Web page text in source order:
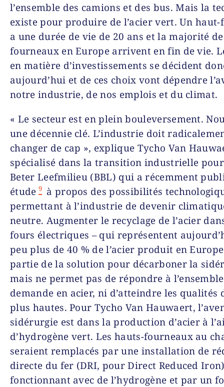
l’ensemble des camions et des bus. Mais la
existe pour produire de l’acier vert. Un
a une durée de vie de 20 ans et la majorité
fourneaux en Europe arrivent en fin de vie.
en matière d’investissements se décident
aujourd’hui et de ces choix vont dépendre
notre industrie, de nos emplois et du climat.
« Le secteur est en plein bouleversement.
une décennie clé. L’industrie doit
changer de cap », explique Tycho Van
spécialisé dans la transition industrielle
Beter Leefmilieu (BBL) qui a récemment
étude 9 à propos des possibilités
permettant à l’industrie de devenir
neutre. Augmenter le recyclage de l’acier
fours électriques – qui représentent
peu plus de 40 % de l’acier produit en
partie de la solution pour décarboner la
mais ne permet pas de répondre à
demande en acier, ni d’atteindre les qualités
plus hautes. Pour Tycho Van Hauwaert,
sidérurgie est dans la production d’acier à
d’hydrogène vert. Les hauts-fourneaux au
seraient remplacés par une installation de
directe du fer (DRI, pour Direct Reduced
fonctionnant avec de l’hydrogène et par un